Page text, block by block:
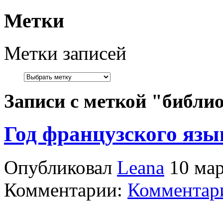
Метки
Метки записей
Записи с меткой
Год французского
Опубликовал Leana 10
Комментарии: